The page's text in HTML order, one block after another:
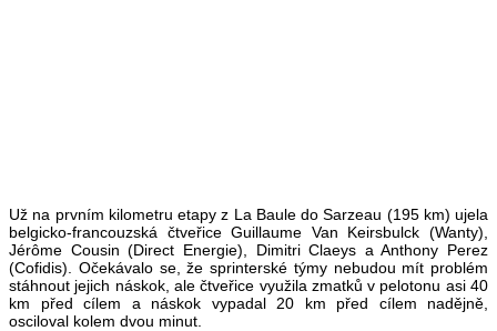
Už na prvním kilometru etapy z La Baule do Sarzeau (195 km) ujela
belgicko-francouzská čtveřice Guillaume Van Keirsbulck (Wanty),
Jérôme Cousin (Direct Energie), Dimitri Claeys a Anthony Perez
(Cofidis). Očekávalo se, že sprinterské týmy nebudou mít problém
stáhnout jejich náskok, ale čtveřice využila zmatků v pelotonu asi 40
km před cílem a náskok vypadal 20 km před cílem nadějně,
osciloval kolem dvou minut.